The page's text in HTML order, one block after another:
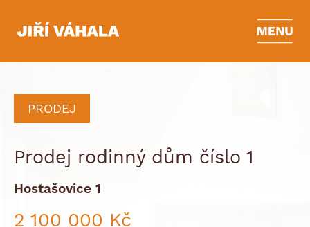
PRODEJ
Prodej rodinný dům číslo 1
Hostašovice 1
2 100 000 Kč